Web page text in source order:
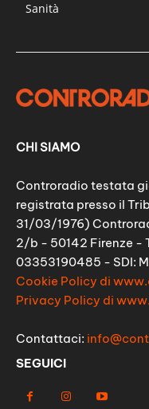
Sanità
CHI SIAMO
Controradio testata
registrata presso il
31/03/1976)
2/b - 50142 Firenze -
03353190485 - SDI:
Cookie Policy di
Privacy Policy di
Contattaci:
SEGUICI